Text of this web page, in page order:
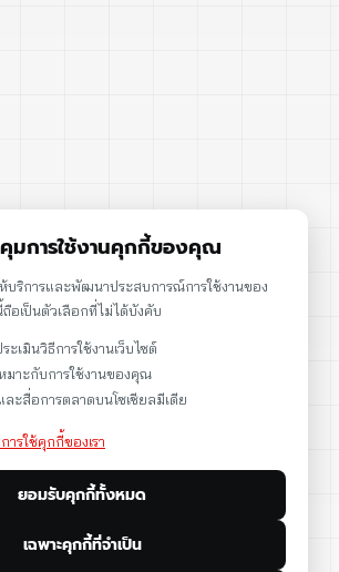
การใช้งานคุกกี้ของคุณ
ห้บริการและพัฒนาประสบการณ์การใช้งานของ
อเป็นตัวเลือกที่ไม่ได้บังคับ
เมินวิธีการใช้งานเว็บไซต์
หมาะกับการใช้งานของคุณ
ะสื่อการตลาดบนโซเชียลมีเดีย
รใช้คุกกี้ของเรา
ยอมรับคุกกี้ทั้งหมด
เฉพาะคุกกี้ที่จำเป็น